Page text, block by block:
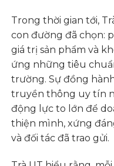
Trong thời gian tới,
con đường đã chọn:
giá trị sản phẩm và
ứng những tiêu
trường. Sự đồng
truyền thông uy tín
động lực to lớn để
thiện mình, xứng
và đối tác đã trao gửi.